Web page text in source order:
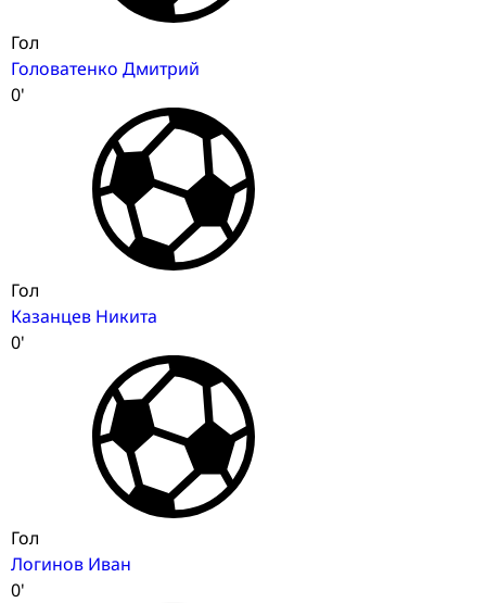
Гол
Головатенко Дмитрий
0'
Гол
Казанцев Никита
0'
Гол
Логинов Иван
0'